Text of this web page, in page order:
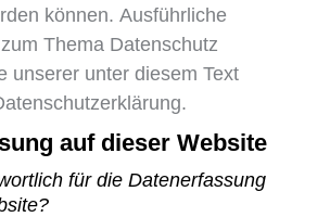
können. Ausführliche
Thema Datenschutz
unserer unter diesem Text
auf dieser Website
für die Datenerfassung